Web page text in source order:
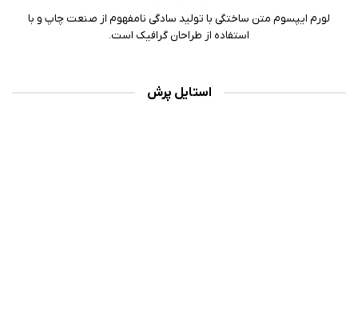
لورم ایپسوم متن ساختگی با تولید سادگی نامفهوم از صنعت چاپ و با
استفاده از طراحان گرافیک است.
استایل پرش